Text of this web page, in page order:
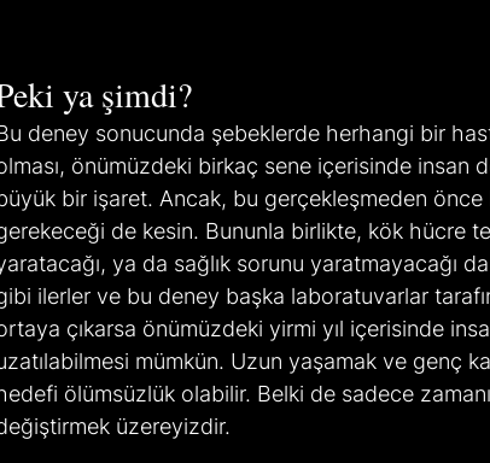
ya şimdi?
deney sonucunda şebeklerde herhangi bir
önümüzdeki birkaç sene içerisinde insan
bir işaret. Ancak, bu gerçekleşmeden
de kesin. Bununla birlikte, kök hücre
ya da sağlık sorunu yaratmayacağı
ilerler ve bu deney başka laboratuvarlar
çıkarsa önümüzdeki yirmi yıl içerisinde
mümkün. Uzun yaşamak ve genç
ölümsüzlük olabilir. Belki de sadece
üzereyizdir.